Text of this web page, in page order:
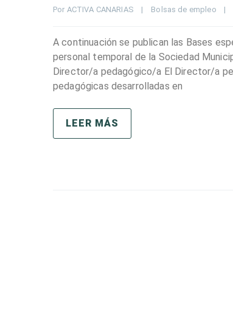
Por ACTIVA CANARIAS | Bolsas de empleo |
A continuación se publican las Bases
personal temporal de la Sociedad
Director/a pedagógico/a El Director/a
pedagógicas desarrolladas en
LEER MÁS